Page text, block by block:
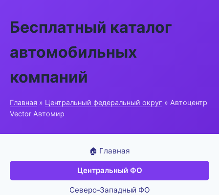
Бесплатный каталог
автомобильных
компаний
Главная » Центральный федеральный округ » Автоцентр
Vector Автомир
🏠 Главная
Центральный ФО
Северо-Западный ФО